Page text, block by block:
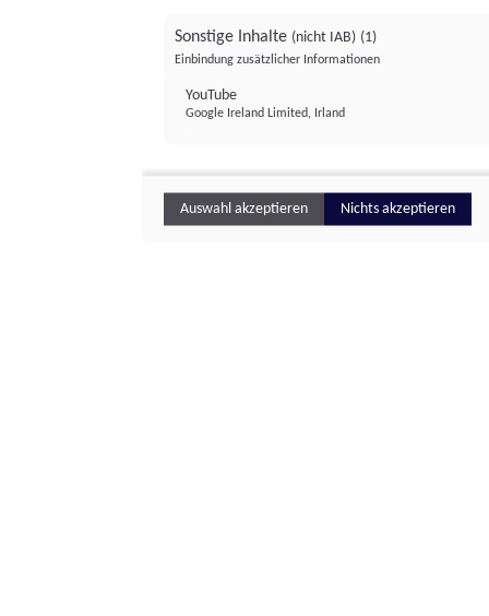
Sonstige Inhalte (nicht IAB) (1)
Einbindung zusätzlicher Informationen
YouTube
Google Ireland Limited, Irland
Auswahl akzeptieren Nichts akzeptieren